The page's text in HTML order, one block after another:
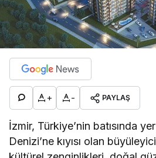
+ - PAYLAŞ
İzmir, Türkiye’nin batısında
Denizi’ne kıyısı olan